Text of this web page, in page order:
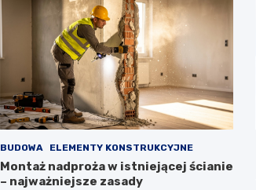
BUDOWA ELEMENTY KONSTRUKCYJNE
Montaż nadproża w istniejącej ścianie
– najważniejsze zasady